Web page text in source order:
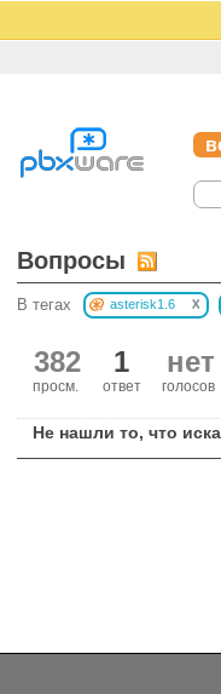
Вопросы
В тегах asterisk1.6 x
нет
голосов
1
ответ
382
просм.
Не нашли то, что